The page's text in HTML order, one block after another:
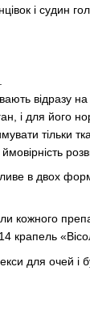
і судин
відразу
і для його
тільки
в двох
кожного
крапель
для очей і